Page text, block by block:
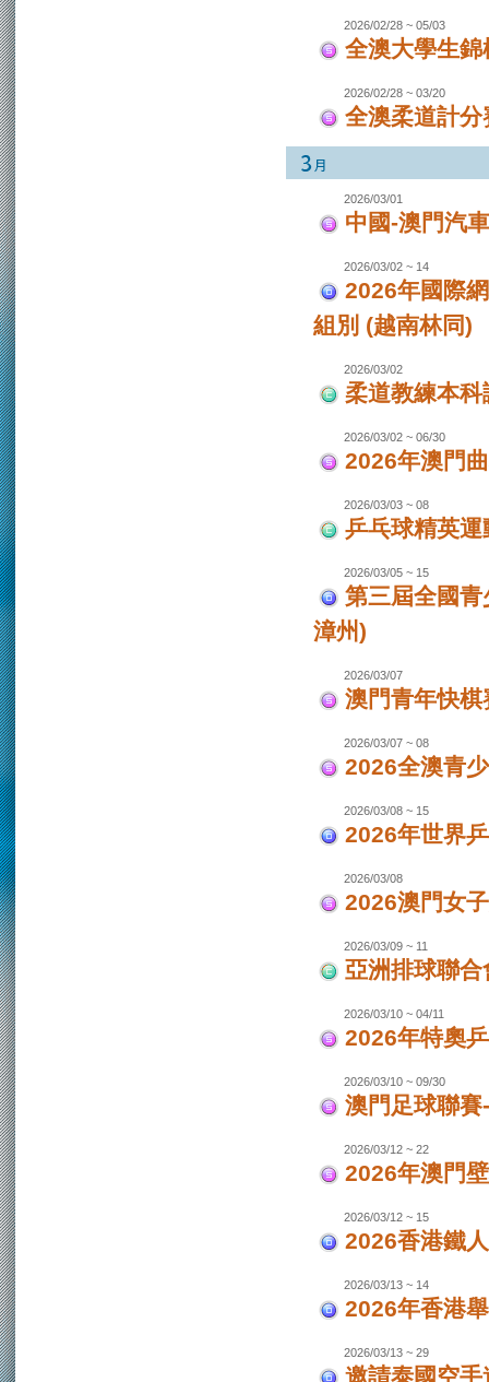
2026/02/28 ~ 05/03
全澳大學生
2026/02/28 ~ 03/20
全澳柔道計分
2026/03/01
中國-澳門汽
2026/03/02 ~ 14
2026年國際
組別 (越南林同)
2026/03/02
柔道教練本科
2026/03/02 ~ 06/30
2026年澳門
2026/03/03 ~ 08
乒乓球精英
2026/03/05 ~ 15
第三屆全國
漳州)
2026/03/07
澳門青年快棋
2026/03/07 ~ 08
2026全澳青
2026/03/08 ~ 15
2026年世界
2026/03/08
2026澳門女
2026/03/09 ~ 11
亞洲排球聯
2026/03/10 ~ 04/11
2026年特奧
2026/03/10 ~ 09/30
澳門足球聯
2026/03/12 ~ 22
2026年澳門
2026/03/12 ~ 15
2026香港鐵
2026/03/13 ~ 14
2026年香港
2026/03/13 ~ 29
邀請泰國空